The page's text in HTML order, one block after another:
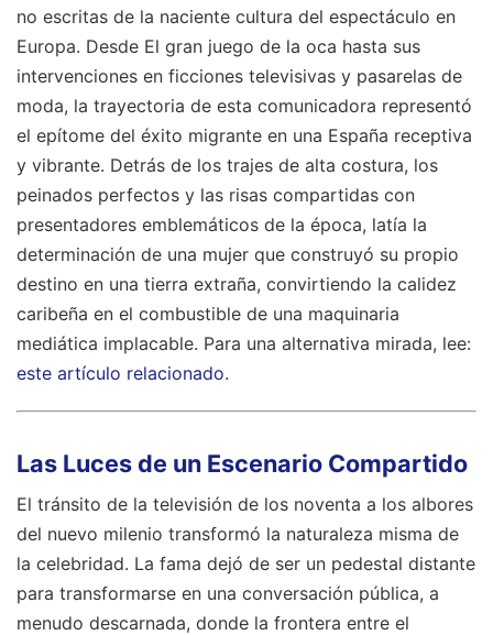
no escritas de la naciente cultura del espectáculo en
Europa. Desde El gran juego de la oca hasta sus
intervenciones en ficciones televisivas y pasarelas de
moda, la trayectoria de esta comunicadora representó
el epítome del éxito migrante en una España receptiva
y vibrante. Detrás de los trajes de alta costura, los
peinados perfectos y las risas compartidas con
presentadores emblemáticos de la época, latía la
determinación de una mujer que construyó su propio
destino en una tierra extraña, convirtiendo la calidez
caribeña en el combustible de una maquinaria
mediática implacable. Para una alternativa mirada, lee:
este artículo relacionado.
Las Luces de un Escenario Compartido
El tránsito de la televisión de los noventa a los albores
del nuevo milenio transformó la naturaleza misma de
la celebridad. La fama dejó de ser un pedestal distante
para transformarse en una conversación pública, a
menudo descarnada, donde la frontera entre el